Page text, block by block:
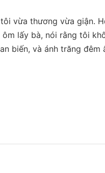
vừa thương vừa giận.
lấy bà, nói rằng tôi
biến, và ánh trăng